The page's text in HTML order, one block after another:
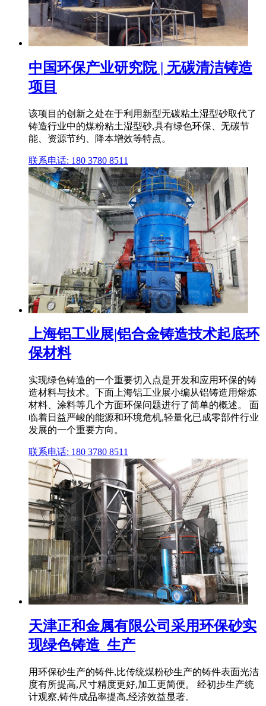
中国环保产业研究院 | 无碳清洁铸造
项目
该项目的创新之处在于利用新型无碳粘土湿型砂取代了
铸造行业中的煤粉粘土湿型砂,具有绿色环保、无碳节
能、资源节约、降本增效等特点。
联系电话: 180 3780 8511
上海铝工业展|铝合金铸造技术起底环
保材料
实现绿色铸造的一个重要切入点是开发和应用环保的铸
造材料与技术。下面上海铝工业展小编从铝铸造用熔炼
材料、涂料等几个方面环保问题进行了简单的概述。 面
临着日益严峻的能源和环境危机,轻量化已成零部件行业
发展的一个重要方向。
联系电话: 180 3780 8511
天津正和金属有限公司采用环保砂实
现绿色铸造_生产
用环保砂生产的铸件,比传统煤粉砂生产的铸件表面光洁
度有所提高,尺寸精度更好,加工更简便。 经初步生产统
计观察,铸件成品率提高,经济效益显著。